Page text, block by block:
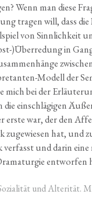
Wenn man die­se
tra­gen will, dass die
von Sinn­lich­keit
)Überredung in
Modell der
mich bei der
die ein­schlä­gi­gen
ers­te war, der den
zuge­wie­sen hat, und
und dar­in
ent­wor­fen
und Alteri­tät.